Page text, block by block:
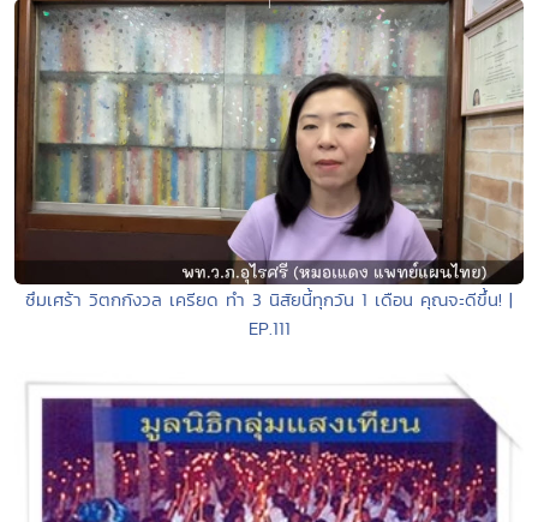
ซึมเศร้า วิตกกังวล เครียด ทำ 3 นิสัยนี้ทุกวัน 1 เดือน คุณจะดีขึ้น! |
EP.111